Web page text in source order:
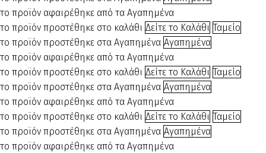
το προϊόν αφαιρέθηκε από τα Αγαπημένα
το προϊόν προστέθηκε στο καλάθι Δείτε το Καλάθι Ταμείο
το προϊόν προστέθηκε στα Αγαπημένα Αγαπημένα
το προϊόν αφαιρέθηκε από τα Αγαπημένα
το προϊόν προστέθηκε στο καλάθι Δείτε το Καλάθι Ταμείο
το προϊόν προστέθηκε στα Αγαπημένα Αγαπημένα
το προϊόν αφαιρέθηκε από τα Αγαπημένα
το προϊόν προστέθηκε στο καλάθι Δείτε το Καλάθι Ταμείο
το προϊόν προστέθηκε στα Αγαπημένα Αγαπημένα
το προϊόν αφαιρέθηκε από τα Αγαπημένα